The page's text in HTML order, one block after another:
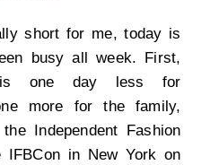
short for me, today is
busy all week. First,
one day less for
more for the family,
Independent Fashion
IFBCon in New York on